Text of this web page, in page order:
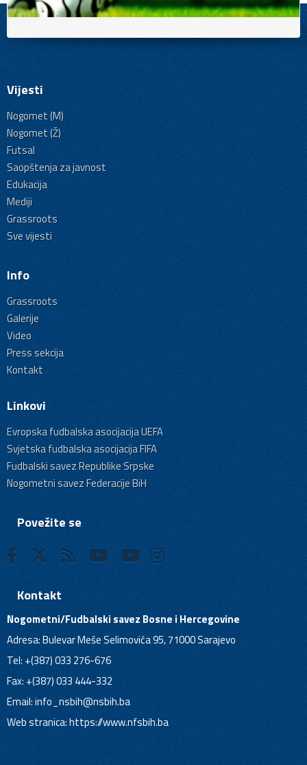
Vijesti
Nogomet (M)
Nogomet (Ž)
Futsal
Saopštenja za javnost
Edukacija
Mediji
Grassroots
Sve vijesti
Info
Grassroots
Galerije
Video
Press sekcija
Kontakt
Linkovi
Evropska fudbalska asocijacija UEFA
Svjetska fudbalska asocijacija FIFA
Fudbalski savez Republike Srpske
Nogometni savez Federacije BiH
Povežite se
Kontakt
Nogometni/Fudbalski savez Bosne i Hercegovine
Adresa: Bulevar Meše Selimovića 95, 71000 Sarajevo
Tel: +(387) 033 276-676
Fax: +(387) 033 444-332
Email:info_nsbih@nsbih.ba
Web stranica: https://www.nfsbih.ba